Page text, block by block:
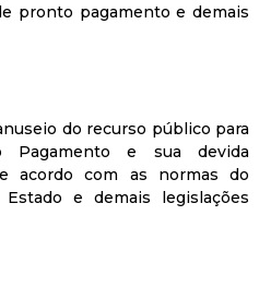
pronto pagamento e demais
do recurso público para
Pagamento e sua devida
acordo com as normas do
e demais legislações